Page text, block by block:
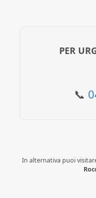
PER
📞
In alternativa puoi